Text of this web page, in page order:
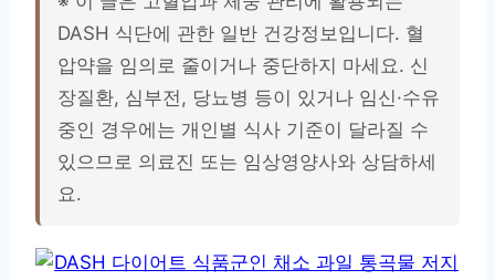
DASH 식단에 관한 일반 건강정보입니다. 혈
압약을 임의로 줄이거나 중단하지 마세요. 신
장질환, 심부전, 당뇨병 등이 있거나 임신·수유
중인 경우에는 개인별 식사 기준이 달라질 수
있으므로 의료진 또는 임상영양사와 상담하세
요.